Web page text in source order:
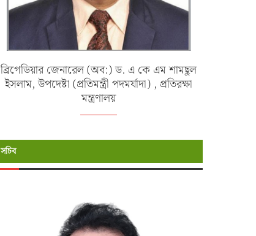
ব্রিগেডিয়ার জেনারেল (অব:) ড. এ কে এম শামছুল
ইসলাম, উপদেষ্টা (প্রতিমন্ত্রী পদমর্যাদা) , প্রতিরক্ষা
মন্ত্রণালয়
সচিব